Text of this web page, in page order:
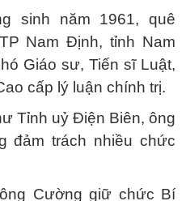
sinh năm 1961, quê
Nam Định, tỉnh Nam
Giáo sư, Tiến sĩ Luật,
cấp lý luận chính trị.
Tỉnh uỷ Điện Biên, ông
đảm trách nhiều chức
Cường giữ chức Bí